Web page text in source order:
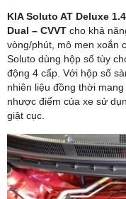
KIA Soluto AT Deluxe
Dual – CVVT cho khả
vòng/phút, mô men xoắn
Soluto dùng hộp số tùy
động 4 cấp. Với hộp số
nhiên liệu đồng thời
nhược điểm của xe sử
giật cục.